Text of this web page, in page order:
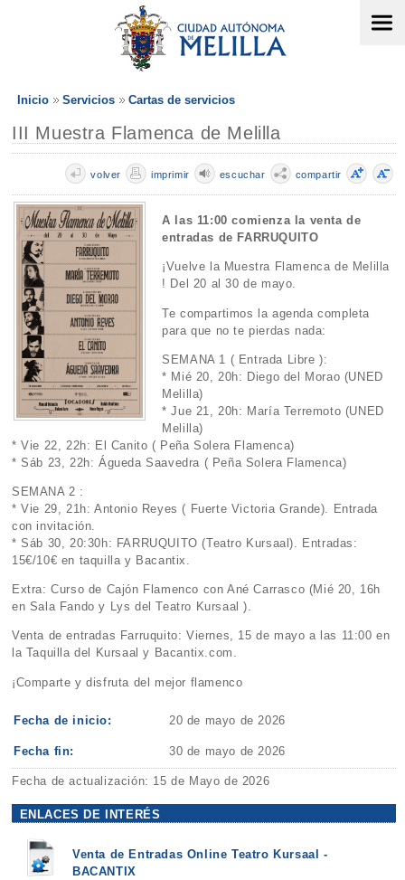
Inicio Servicios Cartas de servicios
III Muestra Flamenca de Melilla
compartir
escuchar
imprimir
volver
A las 11:00 comienza la venta de
entradas de FARRUQUITO
¡Vuelve la Muestra Flamenca de Melilla
! Del 20 al 30 de mayo.
Te compartimos la agenda completa
para que no te pierdas nada:
SEMANA 1 ( Entrada Libre ):
* Mié 20, 20h: Diego del Morao (UNED
Melilla)
* Jue 21, 20h: María Terremoto (UNED
Melilla)
* Vie 22, 22h: El Canito ( Peña Solera Flamenca)
* Sáb 23, 22h: Águeda Saavedra ( Peña Solera Flamenca)
SEMANA 2 :
* Vie 29, 21h: Antonio Reyes ( Fuerte Victoria Grande). Entrada
con invitación.
* Sáb 30, 20:30h: FARRUQUITO (Teatro Kursaal). Entradas:
15€/10€ en taquilla y Bacantix.
Extra: Curso de Cajón Flamenco con Ané Carrasco (Mié 20, 16h
en Sala Fando y Lys del Teatro Kursaal ).
Venta de entradas Farruquito: Viernes, 15 de mayo a las 11:00 en
la Taquilla del Kursaal y Bacantix.com.
¡Comparte y disfruta del mejor flamenco
Fecha de inicio: 20 de mayo de 2026
Fecha fin: 30 de mayo de 2026
Fecha de actualización: 15 de Mayo de 2026
ENLACES DE INTERÉS
Venta de Entradas Online Teatro Kursaal -
BACANTIX